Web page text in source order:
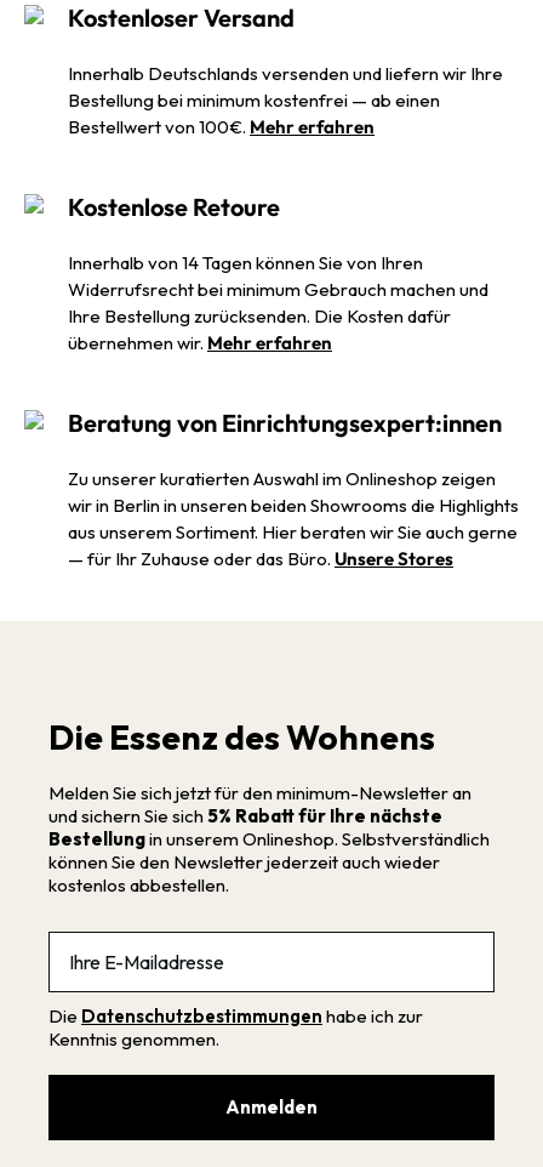
Kostenloser Versand
Innerhalb Deutschlands versenden und liefern wir Ihre
Bestellung bei minimum kostenfrei — ab einen
Bestellwert von 100€. Mehr erfahren
Kostenlose Retoure
Innerhalb von 14 Tagen können Sie von Ihren
Widerrufsrecht bei minimum Gebrauch machen und
Ihre Bestellung zurücksenden. Die Kosten dafür
übernehmen wir. Mehr erfahren
Beratung von Einrichtungsexpert:innen
Zu unserer kuratierten Auswahl im Onlineshop zeigen
wir in Berlin in unseren beiden Showrooms die Highlights
aus unserem Sortiment. Hier beraten wir Sie auch gerne
— für Ihr Zuhause oder das Büro. Unsere Stores
Die Essenz des Wohnens
Melden Sie sich jetzt für den minimum-Newsletter an
und sichern Sie sich 5% Rabatt für Ihre nächste
Bestellungin unserem Onlineshop. Selbstverständlich
können Sie den Newsletter jederzeit auch wieder
kostenlos abbestellen.
Die Datenschutzbestimmungen habe ich zur
Kenntnis genommen.
Anmelden